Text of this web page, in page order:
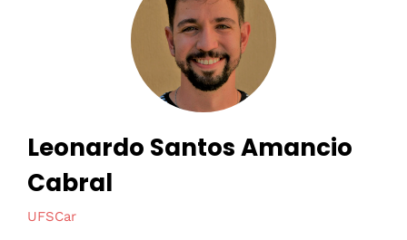
Leonardo Santos Amancio
Cabral
UFSCar